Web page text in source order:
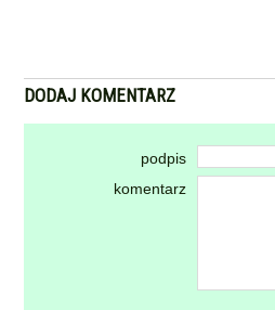
DODAJ KOMENTARZ
podpis
komentarz